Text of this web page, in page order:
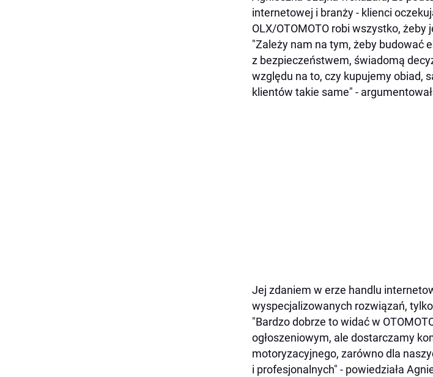
internetowej i branży - klienci
OLX/OTOMOTO robi wszystko, żeby
"Zależy nam na tym, żeby budować
z bezpieczeństwem, świadomą
względu na to, czy kupujemy obiad,
klientów takie same" -
Jej zdaniem w erze handlu
wyspecjalizowanych rozwiązań,
"Bardzo dobrze to widać w
ogłoszeniowym, ale dostarczamy
motoryzacyjnego, zarówno dla
i profesjonalnych" - powiedziała